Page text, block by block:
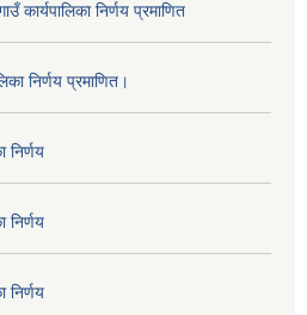
कार्यपालिका निर्णय प्रमाणित
निर्णय प्रमाणित।
निर्णय
निर्णय
निर्णय